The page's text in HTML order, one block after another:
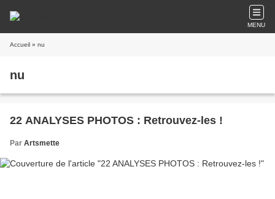
MENU
Accueil » nu
nu
22 ANALYSES PHOTOS : Retrouvez-les !
Par Artsmette